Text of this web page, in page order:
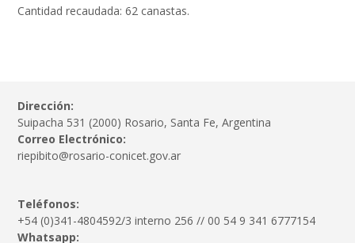
Cantidad recaudada: 62 canastas.
Dirección:
Suipacha 531 (2000) Rosario, Santa Fe, Argentina
Correo Electrónico:
riepibito@rosario-conicet.gov.ar
Teléfonos:
+54 (0)341-4804592/3 interno 256 // 00 54 9 341 6777154
Whatsapp: